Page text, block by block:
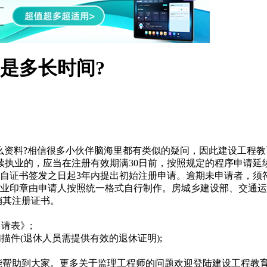
多长时间?
料?相信很多小伙伴脑海里都有类似的疑问，因此建设工程
业的，应当在注册有效期满30日前，按照规定的程序申请延
证书签发之日起3年内提出初始注册申请。逾期未申请者，
印章由申请人按照统一格式自行制作。房城乡建设部、交通
注册证书。
表》;
件(退休人员需提供有效的退休证明);
助到大家。更多关于监理工程师的问题欢迎登陆建设工程教